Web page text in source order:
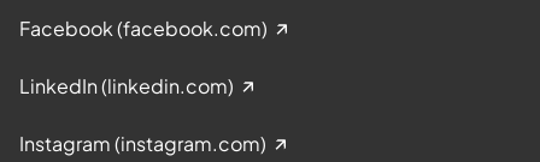
Facebook (facebook.com)
LinkedIn (linkedin.com)
Instagram (instagram.com)